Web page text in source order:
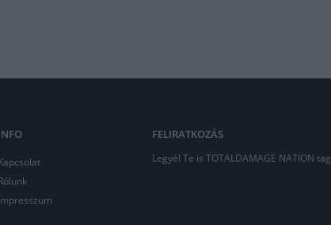
FELIRATKOZÁS
Legyél Te is TOTALDAMAGE NATION tag